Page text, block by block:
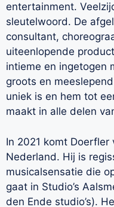
entertainment.
sleutelwoord. De
consultant,
uiteenlopende
intieme en ingetogen
groots en
uniek is en hem tot
maakt in alle delen
In 2021 komt
Nederland. Hij is
musicalsensatie die
gaat in Studio’s
den Ende studio’s).